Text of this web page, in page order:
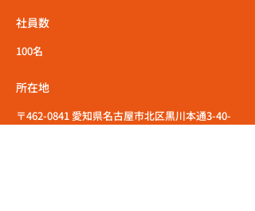
社員数
100名
所在地
〒462-0841 愛知県名古屋市北区黒川本通3-40-